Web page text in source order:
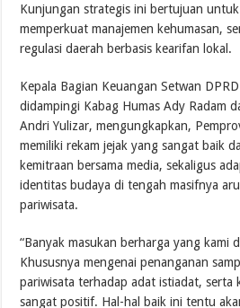
Kunjungan strategis ini bertujuan
memperkuat manajemen kehumasan,
regulasi daerah berbasis kearifan lokal.
Kepala Bagian Keuangan Setwan
didampingi Kabag Humas Ady Radam
Andri Yulizar, mengungkapkan,
memiliki rekam jejak yang sangat baik
kemitraan bersama media, sekaligus
identitas budaya di tengah masifnya
pariwisata.
“Banyak masukan berharga yang kami
Khususnya mengenai penanganan
pariwisata terhadap adat istiadat, serta
sangat positif. Hal-hal baik ini tentu